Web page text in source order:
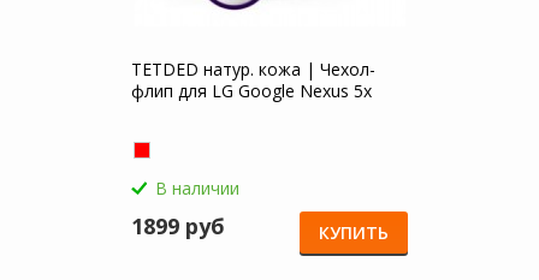
TETDED натур. кожа | Чехол-
флип для LG Google Nexus 5x
В наличии
1899 руб КУПИТЬ